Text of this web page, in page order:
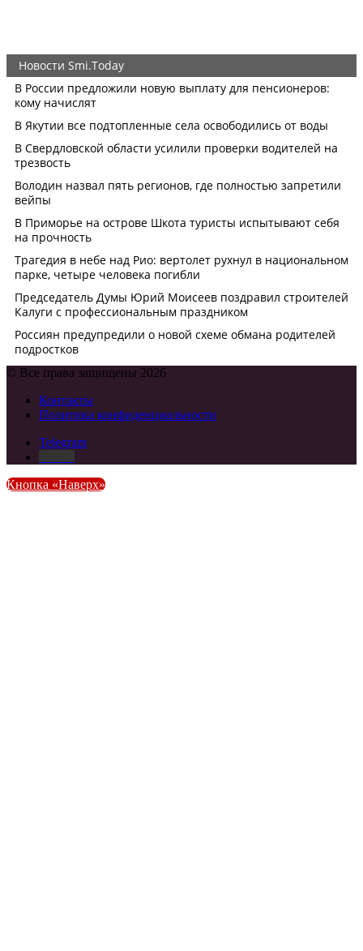
© Все права защищены 2026
Контакты
Политика конфиденциальности
Telegram
Кнопка «Наверх»